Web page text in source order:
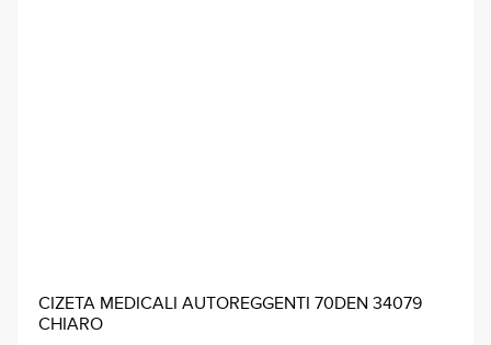
CIZETA MEDICALI AUTOREGGENTI 70DEN 34079
CHIARO